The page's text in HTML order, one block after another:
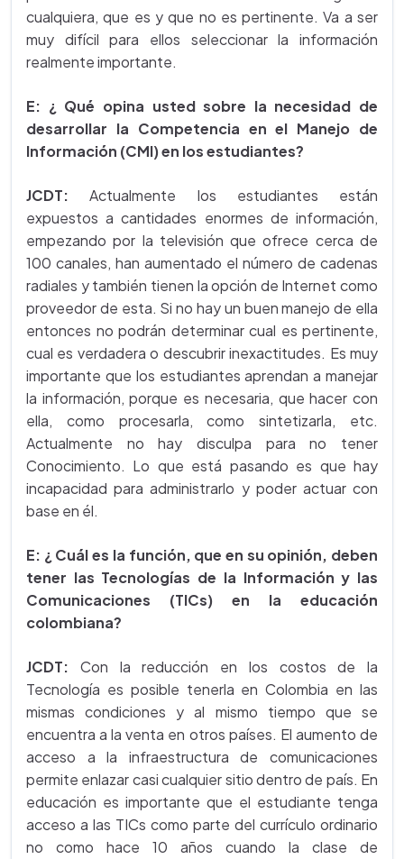
cualquiera, que es y que no es pertinente. Va a ser
muy difícil para ellos seleccionar la información
realmente importante.
E: ¿ Qué opina usted sobre la necesidad de
desarrollar la Competencia en el Manejo de
Información (CMI) en los estudiantes?
JCDT: Actualmente los estudiantes están
expuestos a cantidades enormes de información,
empezando por la televisión que ofrece cerca de
100 canales, han aumentado el número de cadenas
radiales y también tienen la opción de Internet como
proveedor de esta. Si no hay un buen manejo de ella
entonces no podrán determinar cual es pertinente,
cual es verdadera o descubrir inexactitudes. Es muy
importante que los estudiantes aprendan a manejar
la información, porque es necesaria, que hacer con
ella, como procesarla, como sintetizarla, etc.
Actualmente no hay disculpa para no tener
Conocimiento. Lo que está pasando es que hay
incapacidad para administrarlo y poder actuar con
base en él.
E: ¿ Cuál es la función, que en su opinión, deben
tener las Tecnologías de la Información y las
Comunicaciones (TICs) en la educación
colombiana?
JCDT: Con la reducción en los costos de la
Tecnología es posible tenerla en Colombia en las
mismas condiciones y al mismo tiempo que se
encuentra a la venta en otros países. El aumento de
acceso a la infraestructura de comunicaciones
permite enlazar casi cualquier sitio dentro de país. En
educación es importante que el estudiante tenga
acceso a las TICs como parte del currículo ordinario
no como hace 10 años cuando la clase de